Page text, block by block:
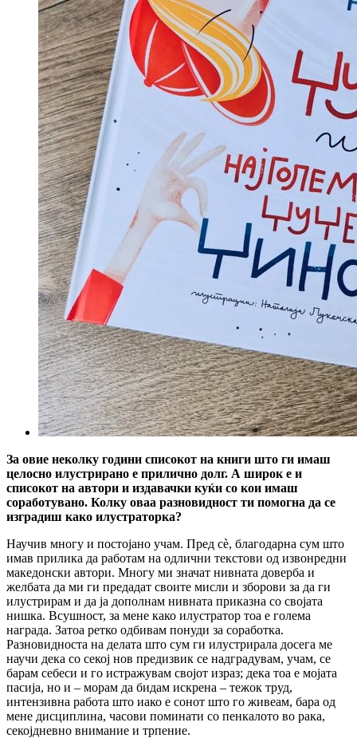
За овие неколку години списокот на книги што ги имаш
целосно илустрирано е прилично долг. А широк е и
списокот на автори и издавачки куќи со кои имаш
соработувано. Колку оваа разновидност ти помогна да се
изградиш како илустраторка?
Научив многу и постојано учам. Пред сѐ, благодарна сум што
имав прилика да работам на одлични текстови од извонредни
македонски автори. Многу ми значат нивната доверба и
желбата да ми ги предадат своите мисли и зборови за да ги
илустрирам и да ја дополнам нивната приказна со својата
нишка. Всушност, за мене како илустратор тоа е голема
награда. Затоа ретко одбивам понуди за соработка.
Разновидноста на делата што сум ги илустрирала досега ме
научи дека со секој нов предизвик се надградувам, учам, се
барам себеси и го истражувам својот израз; дека тоа е мојата
пасија, но и – морам да бидам искрена – тежок труд,
интензивна работа што иако е сонот што го живеам, бара од
мене дисциплина, часови поминати со пенкалото во рака,
секојдневно внимание и трпение.